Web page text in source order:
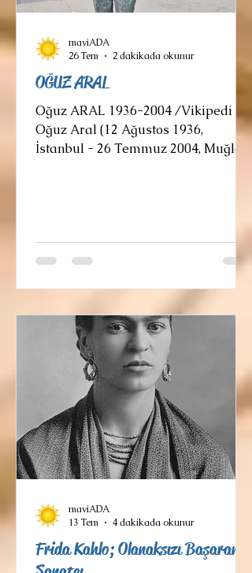
OĞUZ ARAL
Oğuz ARAL 1936-2004 /Vikipedi
Oğuz Aral (12 Ağustos 1936,
İstanbul - 26 Temmuz 2004, Muğla),
ağabeyidir. Oğuz Aral, lise
öğrenimini Davutpaşa Lisesi'nde
girdi. Akademinin üçüncü sınıfından
ayrıldı. 1950'den sonra çeşitli dergi
ve gazetelerde karikatür çizmeye
başladı. 1958'de bir pandomimi
maviADA
26 Tem
2 dakikada okunur
Frida Kahlo; Olanaksızı Başaran
maviADA
13 Tem
4 dakikada okunur